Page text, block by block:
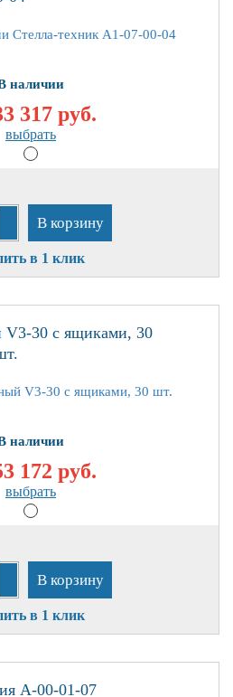
наличии
317руб.
выбрать
В корзину
в 1 клик
V3-30 с ящиками, 30
наличии
172 руб.
выбрать
В корзину
в 1 клик
А-00-01-07